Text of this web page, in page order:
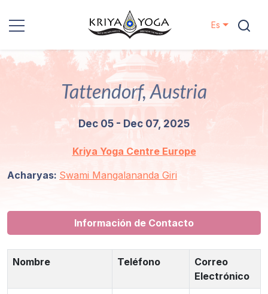
Kriya Yoga
Contactos
Linaje
Es
Tattendorf, Austria
Dec 05 - Dec 07, 2025
Kriya Yoga Centre Europe
Acharyas: Swami Mangalananda Giri
Información de Contacto
Nombre Teléfono
Correo
Electrónico